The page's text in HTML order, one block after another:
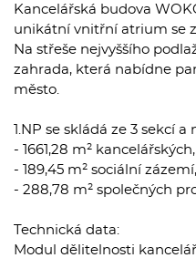
Kancelářská budova
unikátní vnitřní atrium se
Na střeše nejvyššího
zahrada, která nabídne
město.
1.NP se skládá ze 3 sekcí a
- 1661,28 m²
- 189,45 m² sociální
- 288,78 m² společných
Technická data:
Modul dělitelnosti